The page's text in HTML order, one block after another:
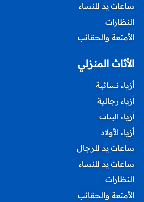
ساعات يد للنساء
النظارات
الأمتعة والحقائب
الأثاث المنزلي
أزياء نسائية
أزياء رجالية
أزياء البنات
أزياء الأولاد
ساعات يد للرجال
ساعات يد للنساء
النظارات
الأمتعة والحقائب